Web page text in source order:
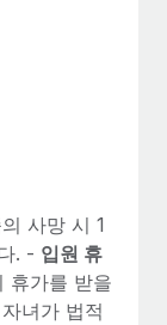
사망 시 1
. - 입원 휴
휴가를 받을
녀가 법적